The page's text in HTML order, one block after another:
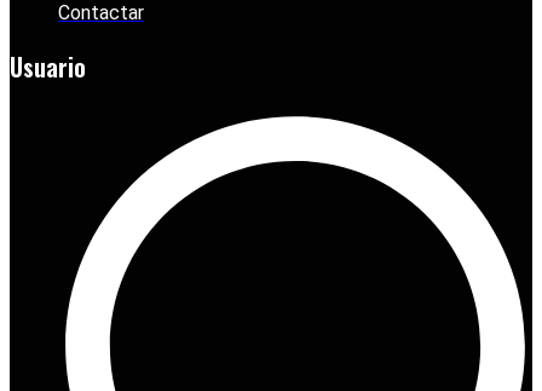
Contactar
Usuario